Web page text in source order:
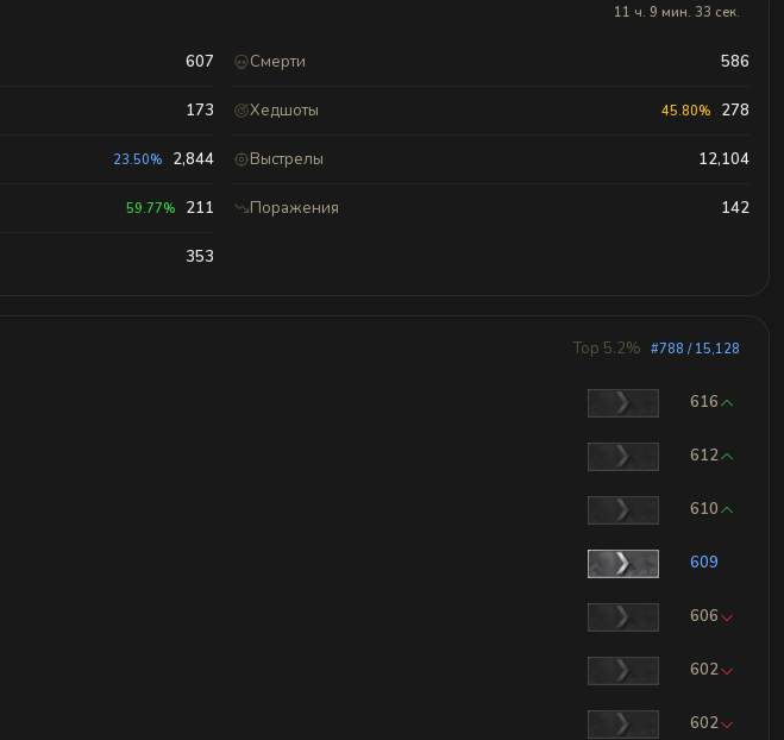
11 ч. 9 мин. 33 сек.
607 Смерти 586
173 Хедшоты 45.80% 278
23.50% 2,844 Выстрелы 12,104
59.77% 211 Поражения 142
353
Top 5.2% #788 / 15,128
616
612
610
609
606
602
602